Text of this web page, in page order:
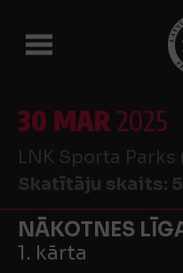
30 MAR2025
LNK Sporta
Skatītāju skaits:
NĀKOTNES
1. kārta